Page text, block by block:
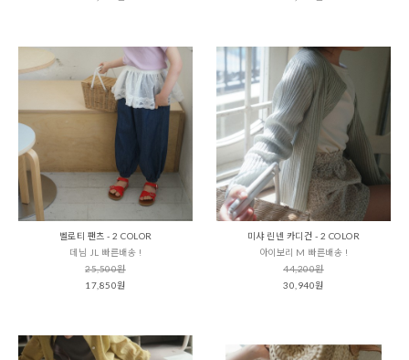
벨로티 팬츠 - 2 COLOR
데님 JL 빠른배송 !
25,500원
17,850원
미샤 린넨 카디건 - 2 COLOR
아이보리 M 빠른배송 !
44,200원
30,940원